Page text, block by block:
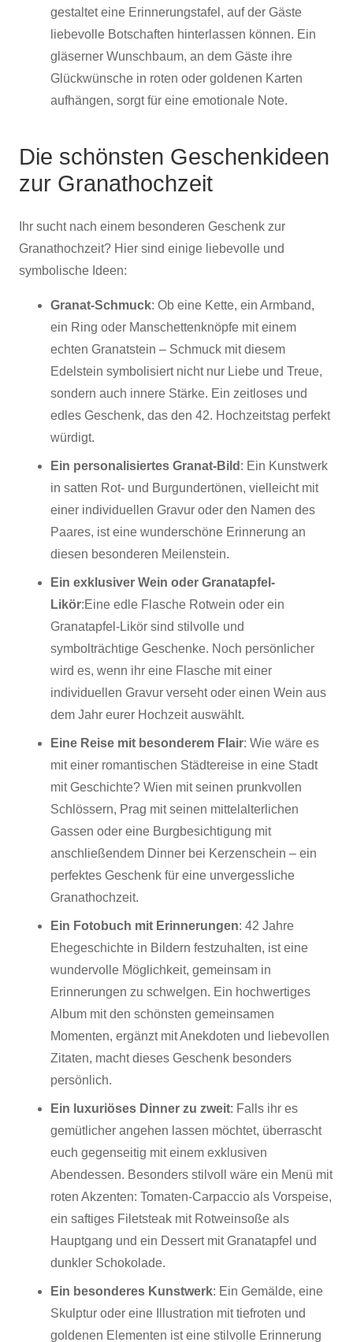
gestaltet eine Erinnerungstafel, auf der Gäste
liebevolle Botschaften hinterlassen können. Ein
gläserner Wunschbaum, an dem Gäste ihre
Glückwünsche in roten oder goldenen Karten
aufhängen, sorgt für eine emotionale Note.
Die schönsten Geschenkideen
zur Granathochzeit
Ihr sucht nach einem besonderen Geschenk zur
Granathochzeit? Hier sind einige liebevolle und
symbolische Ideen:
Granat-Schmuck: Ob eine Kette, ein Armband,
ein Ring oder Manschettenknöpfe mit einem
echten Granatstein – Schmuck mit diesem
Edelstein symbolisiert nicht nur Liebe und Treue,
sondern auch innere Stärke. Ein zeitloses und
edles Geschenk, das den 42. Hochzeitstag perfekt
würdigt.
Ein personalisiertes Granat-Bild : Ein Kunstwerk
in satten Rot- und Burgundertönen, vielleicht mit
einer individuellen Gravur oder den Namen des
Paares, ist eine wunderschöne Erinnerung an
diesen besonderen Meilenstein.
Ein exklusiver Wein oder Granatapfel-
Likör:Eine edle Flasche Rotwein oder ein
Granatapfel-Likör sind stilvolle und
symbolträchtige Geschenke. Noch persönlicher
wird es, wenn ihr eine Flasche mit einer
individuellen Gravur verseht oder einen Wein aus
dem Jahr eurer Hochzeit auswählt.
Eine Reise mit besonderem Flair: Wie wäre es
mit einer romantischen Städtereise in eine Stadt
mit Geschichte? Wien mit seinen prunkvollen
Schlössern, Prag mit seinen mittelalterlichen
Gassen oder eine Burgbesichtigung mit
anschließendem Dinner bei Kerzenschein – ein
perfektes Geschenk für eine unvergessliche
Granathochzeit.
Ein Fotobuch mit Erinnerungen: 42 Jahre
Ehegeschichte in Bildern festzuhalten, ist eine
wundervolle Möglichkeit, gemeinsam in
Erinnerungen zu schwelgen. Ein hochwertiges
Album mit den schönsten gemeinsamen
Momenten, ergänzt mit Anekdoten und liebevollen
Zitaten, macht dieses Geschenk besonders
persönlich.
Ein luxuriöses Dinner zu zweit: Falls ihr es
gemütlicher angehen lassen möchtet, überrascht
euch gegenseitig mit einem exklusiven
Abendessen. Besonders stilvoll wäre ein Menü mit
roten Akzenten: Tomaten-Carpaccio als Vorspeise,
ein saftiges Filetsteak mit Rotweinsoße als
Hauptgang und ein Dessert mit Granatapfel und
dunkler Schokolade.
Ein besonderes Kunstwerk: Ein Gemälde, eine
Skulptur oder eine Illustration mit tiefroten und
goldenen Elementen ist eine stilvolle Erinnerung